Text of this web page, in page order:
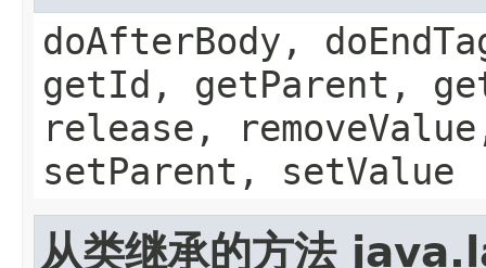
doAfterBody,
getId, getParent,
release,
setParent, setValue
从类继承的方法